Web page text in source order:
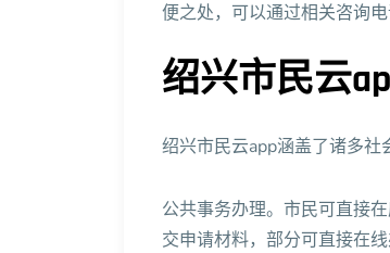
便之处，可以通过相关咨询
绍兴市民云
绍兴市民云app涵盖了诸多社
公共事务办理。市民可直接
交申请材料，部分可直接在线